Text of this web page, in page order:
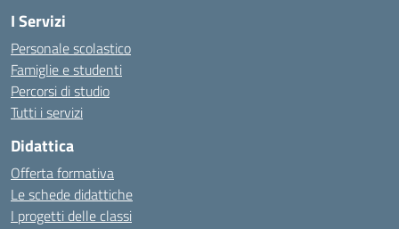
I Servizi
Personale scolastico
Famiglie e studenti
Percorsi di studio
Tutti i servizi
Didattica
Offerta formativa
Le schede didattiche
I progetti delle classi